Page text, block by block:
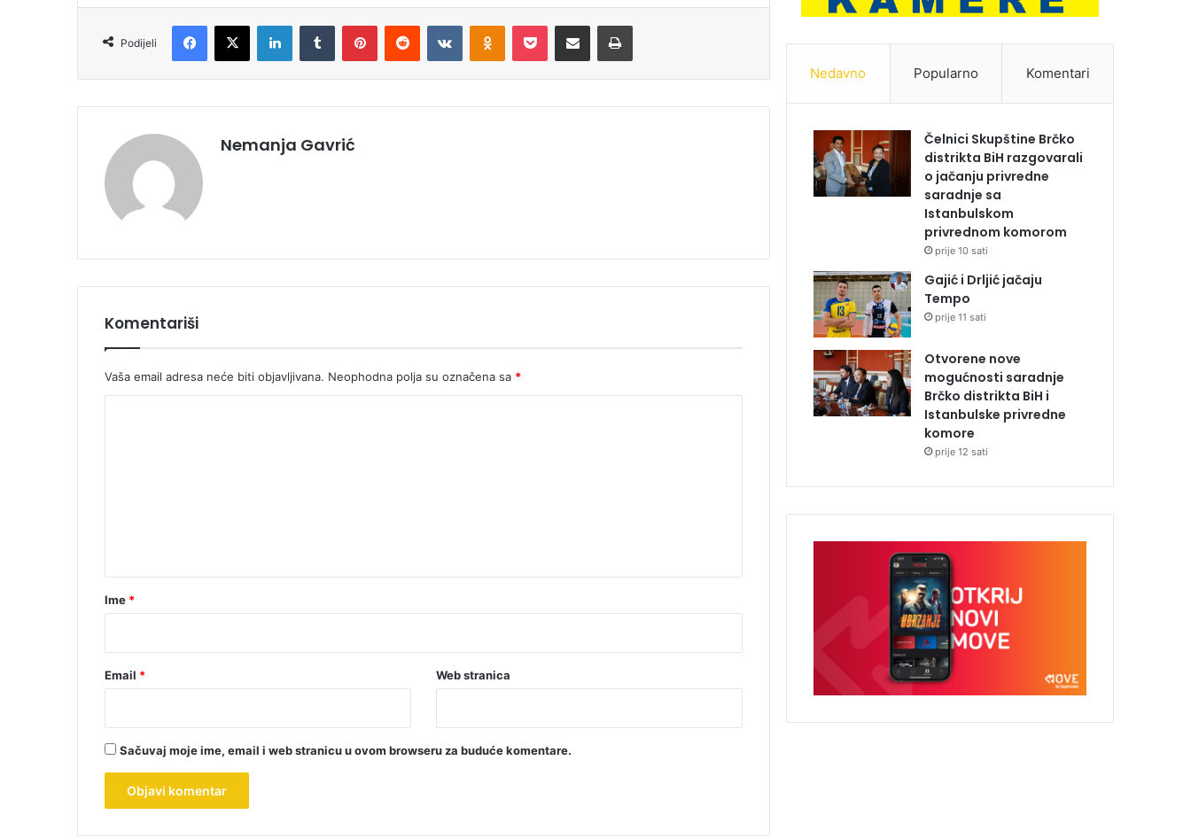
Podijeli
Nemanja Gavrić
Komentariši
Vaša email adresa neće biti objavljivana. Neophodna polja su označena sa *
r
Ime *
Email * Web stranica
Sačuvaj moje ime, email i web stranicu u ovom browseru za buduće komentare.
Nedavno Popularno Komentari
Čelnici Skupštine Brčko
distrikta BiH razgovarali
o jačanju privredne
saradnje sa
Istanbulskom
privrednom komorom
prije 10 sati
Gajić i Drljić jačaju
Tempo
prije 11 sati
Otvorene nove
mogućnosti saradnje
Brčko distrikta BiH i
Istanbulske privredne
komore
prije 12 sati